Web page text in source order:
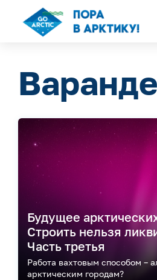
Будущее
Строить нельзя
Часть третья
Работа вахтовым способом –
арктическим городам?